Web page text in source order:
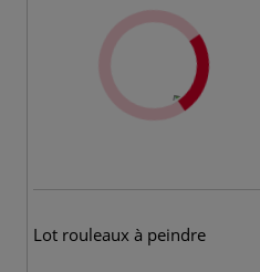
Lot rouleaux à peindre